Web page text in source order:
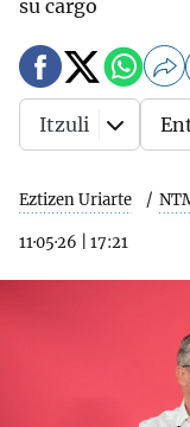
su cargo
Eztizen Uriarte
11·05·26 17:21
Itzuli